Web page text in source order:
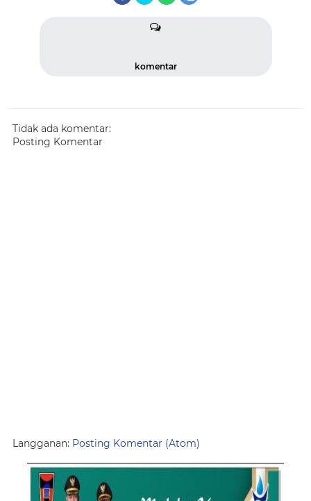
komentar
Tidak ada komentar:
Posting Komentar
Langganan: Posting Komentar (Atom)